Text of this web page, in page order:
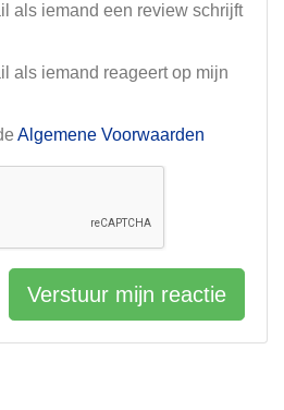
als iemand een review schrijft
als iemand reageert op mijn
Algemene Voorwaarden
Verstuur mijn reactie